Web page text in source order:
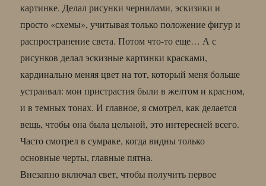
картинке. Делал рисунки чернилами, эскизики и
просто «схемы», учитывая только положение фигур и
распространение света. Потом что-то еще… А с
рисунков делал эскизные картинки красками,
кардинально меняя цвет на тот, который меня больше
устраивал: мои пристрастия были в желтом и красном,
и в темных тонах. И главное, я смотрел, как делается
вещь, чтобы она была цельной, это интересней всего.
Часто смотрел в сумраке, когда видны только
основные черты, главные пятна.
Внезапно включал свет, чтобы получить первое